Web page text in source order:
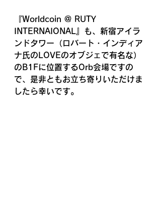
『Worldcoin @ RUTY
INTERNAIONAL』も、新宿アイラ
ンドタワー（ロバート・インディア
ナ氏のLOVEのオブジェで有名な）
のB1Fに位置するOrb会場ですの
で、是非ともお立ち寄りいただけま
したら幸いです。